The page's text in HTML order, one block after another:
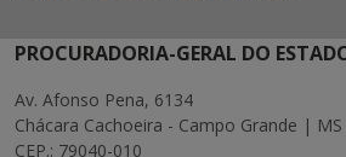
PROCURADORIA-GERAL DO
Av. Afonso Pena, 6134
Chácara Cachoeira - Campo Grande | MS
CEP.: 79040-010